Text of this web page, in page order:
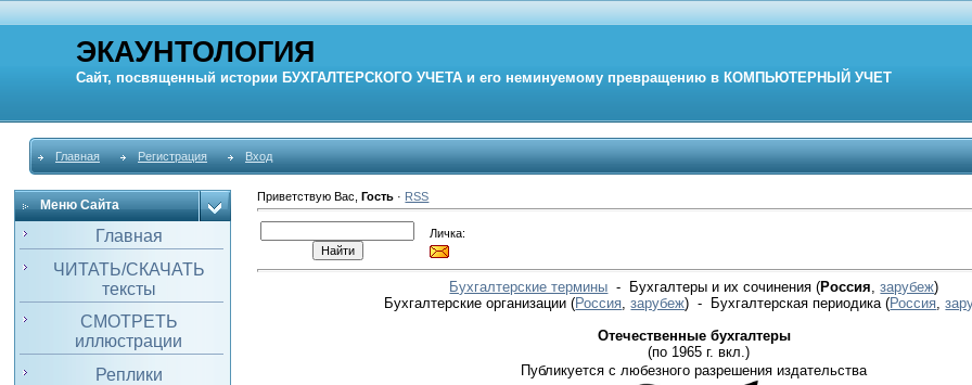
ЭКАУНТОЛОГИЯ
Сайт, посвященный истории БУХГАЛТЕРСКОГО УЧЕТА и его неминуемому превращению в КОМПЬЮТЕРНЫЙ УЧЕТ
Главная Регистрация Вход
Меню Сайта
Главная
ЧИТАТЬ/СКАЧАТЬ
тексты
СМОТРЕТЬ
иллюстрации
Реплики
Приветствую Вас ,Гость · RSS
Личка:
Бухгалтерские термины - Бухгалтеры и их сочинения (Россия ,зарубеж)
Бухгалтерские организации(Россия ,зарубеж) - Бухгалтерская периодика(Россия ,
Отечественные бухгалтеры
(по 1965 г. вкл.)
Публикуется с любезного разрешения издательства